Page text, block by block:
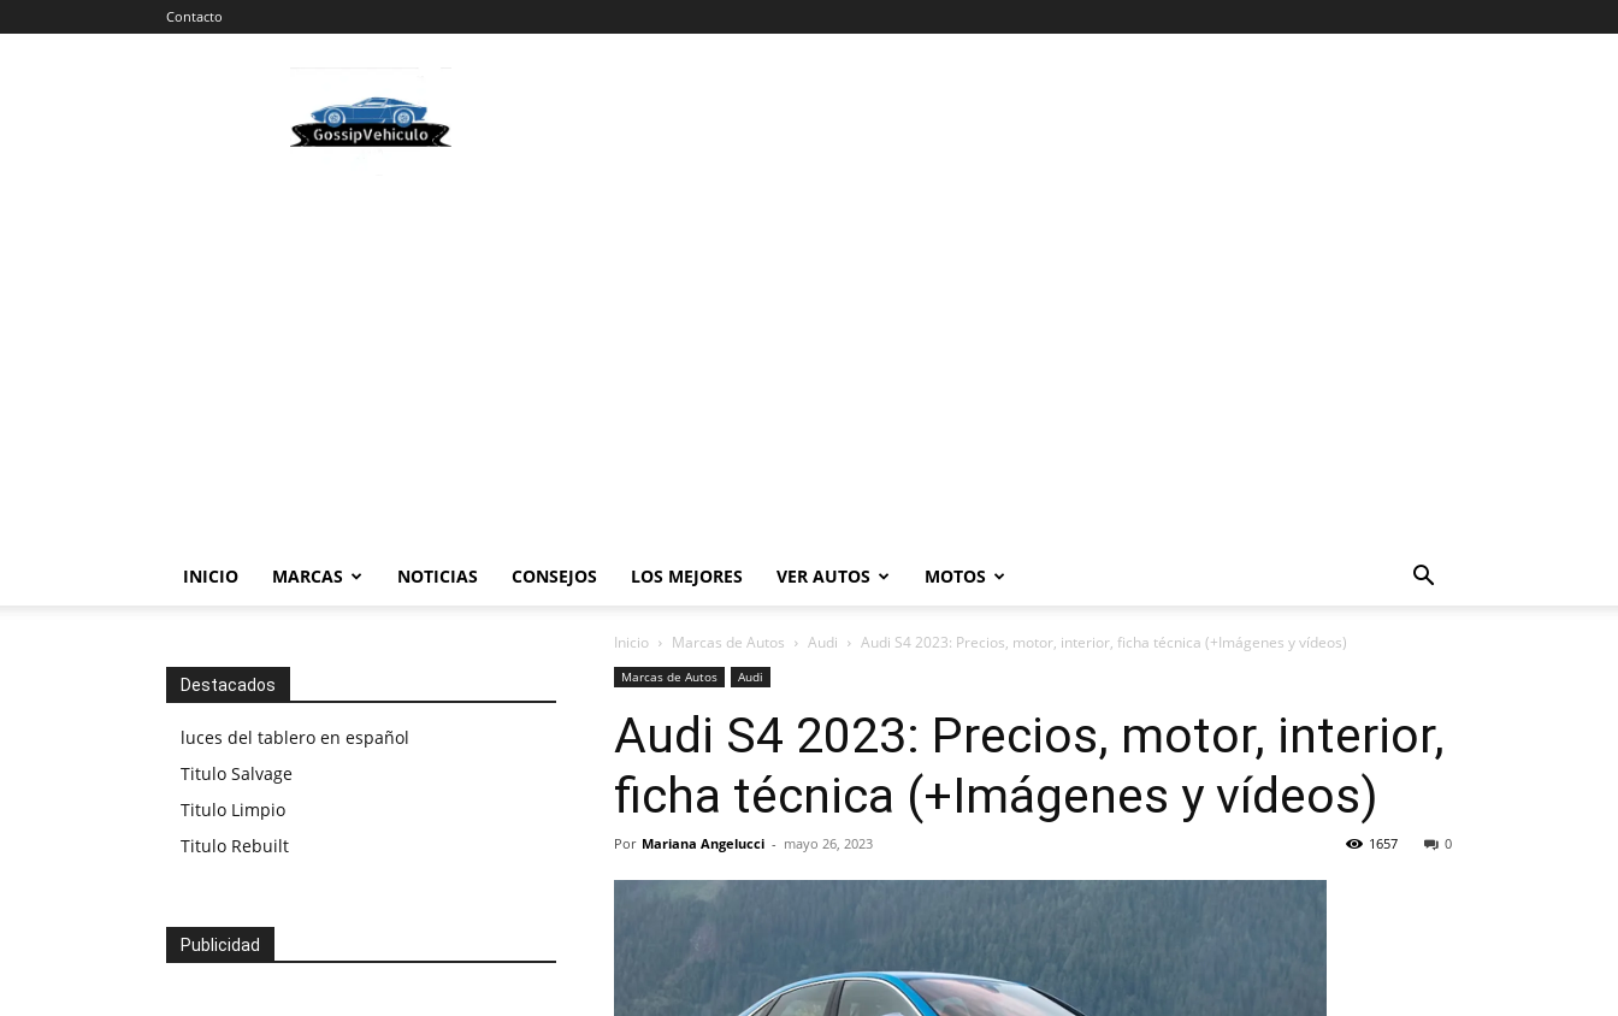
Contacto
Vehiculos
INICIO MARCAS NOTICIAS CONSEJOS LOS MEJORES VER AUTOS MOTOS
Inicio Marcas de Autos Audi Audi S4 2023: Precios, motor, interior, ficha técnica (+Imágenes y vídeos)
Marcas de Autos Audi
Audi S4 2023: Precios, motor, interior,
ficha técnica (+Imágenes y vídeos)
Por Mariana Angelucci - mayo 26, 2023 0
1657
Destacados
luces del tablero en español
Titulo Salvage
Titulo Limpio
Titulo Rebuilt
Publicidad